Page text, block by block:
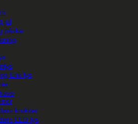
jul
påske
Erik lys
krukker
LED-lys